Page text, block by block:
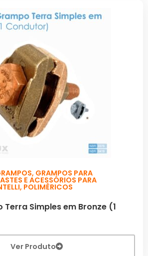
, GRAMPOS PARA
E ACESSÓRIOS PARA
, POLIMÉRICOS
Terra Simples em Bronze (1
Ver Produto